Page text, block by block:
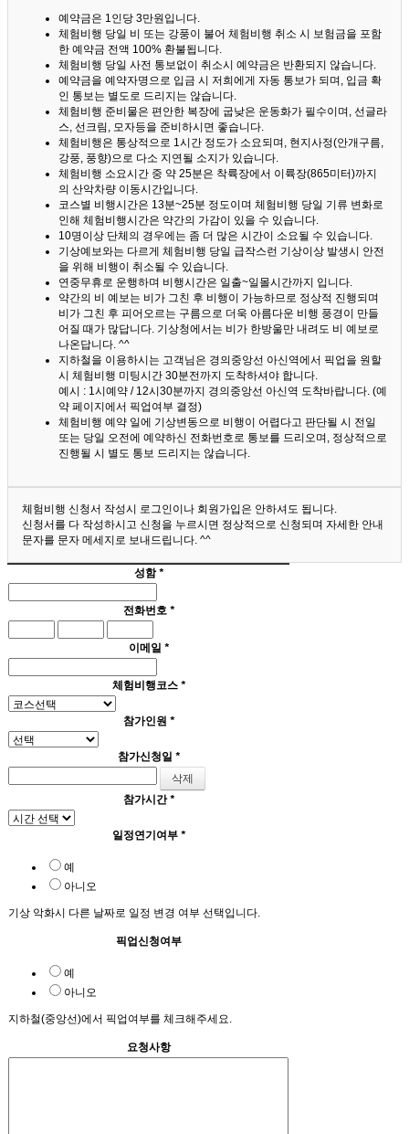
예약금은 1인당 3만원입니다.
체험비행 당일 비 또는 강풍이 불어 체험비행 취소 시 보험금을 포함
한 예약금 전액 100% 환불됩니다.
체험비행 당일 사전 통보없이 취소시 예약금은 반환되지 않습니다.
예약금을 예약자명으로 입금 시 저희에게 자동 통보가 되며, 입금 확
인 통보는 별도로 드리지는 않습니다.
체험비행 준비물은 편안한 복장에 굽낮은 운동화가 필수이며, 선글라
스, 선크림, 모자등을 준비하시면 좋습니다.
체험비행은 통상적으로 1시간 정도가 소요되며, 현지사정(안개구름,
강풍, 풍향)으로 다소 지연될 소지가 있습니다.
체험비행 소요시간 중 약 25분은 착륙장에서 이륙장(865미터)까지
의 산악차량 이동시간입니다.
코스별 비행시간은 13분~25분 정도이며 체험비행 당일 기류 변화로
인해 체험비행시간은 약간의 가감이 있을 수 있습니다.
10명이상 단체의 경우에는 좀 더 많은 시간이 소요될 수 있습니다.
기상예보와는 다르게 체험비행 당일 급작스런 기상이상 발생시 안전
을 위해 비행이 취소될 수 있습니다.
연중무휴로 운행하며 비행시간은 일출~일몰시간까지 입니다.
약간의 비 예보는 비가 그친 후 비행이 가능하므로 정상적 진행되며
비가 그친 후 피어오르는 구름으로 더욱 아름다운 비행 풍경이 만들
어질 때가 많답니다. 기상청에서는 비가 한방울만 내려도 비 예보로
나온답니다. ^^
지하철을 이용하시는 고객님은 경의중앙선 아신역에서 픽업을 원할
시 체험비행 미팅시간 30분전까지 도착하셔야 합니다.
예시 : 1시예약 / 12시30분까지 경의중앙선 아신역 도착바랍니다. (예
약 페이지에서 픽업여부 결정)
체험비행 예약 일에 기상변동으로 비행이 어렵다고 판단될 시 전일
또는 당일 오전에 예약하신 전화번호로 통보를 드리오며, 정상적으로
진행될 시 별도 통보 드리지는 않습니다.
체험비행 신청서 작성시 로그인이나 회원가입은 안하셔도 됩니다.
신청서를 다 작성하시고 신청을 누르시면 정상적으로 신청되며 자세한 안내
문자를 문자 메세지로 보내드립니다. ^^
성함*
전화번호 *
이메일 *
체험비행코스 *
참가인원 *
참가신청일 *
참가시간*
일정연기여부 *
예
아니오
기상 악화시 다른 날짜로 일정 변경 여부 선택입니다.
픽업신청여부
예
아니오
지하철(중앙선)에서 픽업여부를 체크해주세요.
요청사항